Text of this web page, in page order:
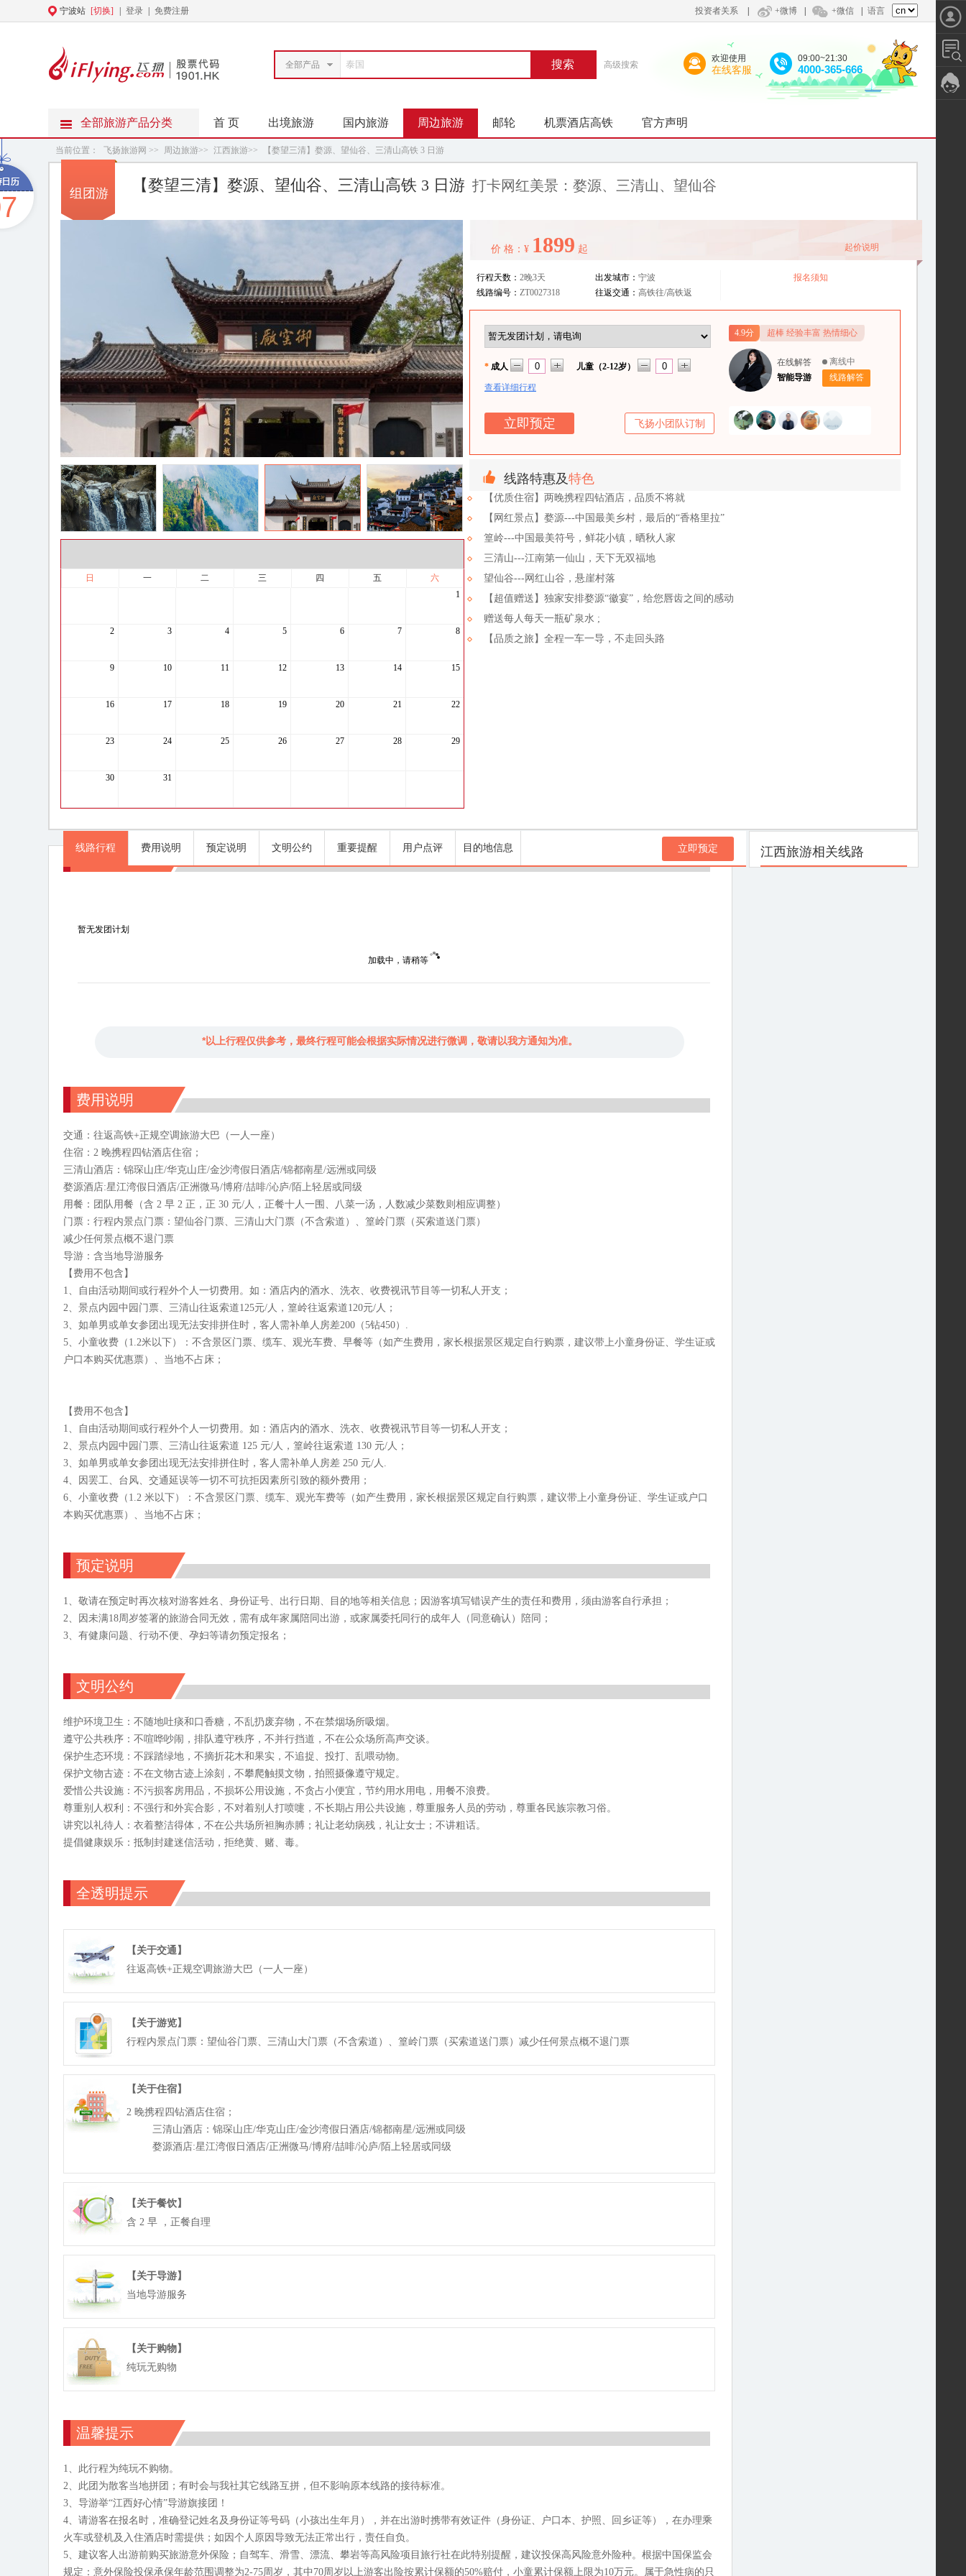
宁波站 [切换] 登录 免费注册 投资者关系 +微博 +微信 语言
全部产品 搜索 高级搜索
欢迎使用
在线客服
09:00~21:30
4000-365-666
全部旅游产品分类 首 页 出境旅游 国内旅游 周边旅游 邮轮 机票酒店高铁 官方声明
当前位置： 飞扬旅游网 >> 周边旅游>> 江西旅游>> 【婺望三清】婺源、望仙谷、三清山高铁 3 日游
组团游 【婺望三清】婺源、望仙谷、三清山高铁 3 日游 打卡网红美景：婺源、三清山、望仙谷
日 一 二 三 四 五
六
1
2 3 4 5 6 7 8
9 10 11 12 13 14 15
16 17 18 19 20 21 22
23 24 25 26 27 28 29
30 31
价 格：¥ 1899 起 起价说明
行程天数： 2晚3天 出发城市： 宁波
线路编号： ZT0027318 往返交通： 高铁往/高铁返
报名须知
* 成人 儿童（2-12岁）
查看详细行程
飞扬小团队订制
4.9分 超棒 经验丰富 热情细心
在线解答
智能导游
离线中
线路解答
线路特惠及特色
【优质住宿】两晚携程四钻酒店，品质不将就
【网红景点】婺源---中国最美乡村，最后的“香格里拉”
篁岭---中国最美符号，鲜花小镇，晒秋人家
三清山---江南第一仙山，天下无双福地
望仙谷---网红山谷，悬崖村落
【超值赠送】独家安排婺源“徽宴”，给您唇齿之间的感动
赠送每人每天一瓶矿泉水 ;
【品质之旅】全程一车一导，不走回头路
线路行程 费用说明 预定说明 文明公约 重要提醒 用户点评 目的地信息 立即预定
暂无发团计划
加载中，请稍等
*以上行程仅供参考，最终行程可能会根据实际情况进行微调，敬请以我方通知为准。
费用说明
交通：往返高铁+正规空调旅游大巴（一人一座）
住宿：2 晚携程四钻酒店住宿；
三清山酒店：锦琛山庄/华克山庄/金沙湾假日酒店/锦都南星/远洲或同级
婺源酒店:星江湾假日酒店/正洲微马/博府/喆啡/沁庐/陌上轻居或同级
用餐：团队用餐（含 2 早 2 正，正 30 元/人，正餐十人一围、八菜一汤，人数减少菜数则相应调整）
门票：行程内景点门票：望仙谷门票、三清山大门票（不含索道）、篁岭门票（买索道送门票）
减少任何景点概不退门票
导游：含当地导游服务
【费用不包含】
1、自由活动期间或行程外个人一切费用。如：酒店内的酒水、洗衣、收费视讯节目等一切私人开支；
2、景点内园中园门票、三清山往返索道125元/人，篁岭往返索道120元/人；
3、如单男或单女参团出现无法安排拼住时，客人需补单人房差200（5钻450）.
5、小童收费（1.2米以下）：不含景区门票、缆车、观光车费、早餐等（如产生费用，家长根据景区规定自行购票，建议带上小童身份证、学生证或
户口本购买优惠票）、当地不占床；
【费用不包含】
1、自由活动期间或行程外个人一切费用。如：酒店内的酒水、洗衣、收费视讯节目等一切私人开支；
2、景点内园中园门票、三清山往返索道 125 元/人，篁岭往返索道 130 元/人；
3、如单男或单女参团出现无法安排拼住时，客人需补单人房差 250 元/人.
4、因罢工、台风、交通延误等一切不可抗拒因素所引致的额外费用；
6、小童收费（1.2 米以下）：不含景区门票、缆车、观光车费等（如产生费用，家长根据景区规定自行购票，建议带上小童身份证、学生证或户口
本购买优惠票）、当地不占床；
预定说明
1、敬请在预定时再次核对游客姓名、身份证号、出行日期、目的地等相关信息；因游客填写错误产生的责任和费用，须由游客自行承担；
2、因未满18周岁签署的旅游合同无效，需有成年家属陪同出游，或家属委托同行的成年人（同意确认）陪同；
3、有健康问题、行动不便、孕妇等请勿预定报名；
文明公约
维护环境卫生：不随地吐痰和口香糖，不乱扔废弃物，不在禁烟场所吸烟。
遵守公共秩序：不喧哗吵闹，排队遵守秩序，不并行挡道，不在公众场所高声交谈。
保护生态环境：不踩踏绿地，不摘折花木和果实，不追捉、投打、乱喂动物。
保护文物古迹：不在文物古迹上涂刻，不攀爬触摸文物，拍照摄像遵守规定。
爱惜公共设施：不污损客房用品，不损坏公用设施，不贪占小便宜，节约用水用电，用餐不浪费。
尊重别人权利：不强行和外宾合影，不对着别人打喷嚏，不长期占用公共设施，尊重服务人员的劳动，尊重各民族宗教习俗。
讲究以礼待人：衣着整洁得体，不在公共场所袒胸赤膊；礼让老幼病残，礼让女士；不讲粗话。
提倡健康娱乐：抵制封建迷信活动，拒绝黄、赌、毒。
全透明提示
【关于交通】
往返高铁+正规空调旅游大巴（一人一座）
【关于游览】
行程内景点门票：望仙谷门票、三清山大门票（不含索道）、篁岭门票（买索道送门票）减少任何景点概不退门票
【关于住宿】
2 晚携程四钻酒店住宿；
三清山酒店：锦琛山庄/华克山庄/金沙湾假日酒店/锦都南星/远洲或同级
婺源酒店:星江湾假日酒店/正洲微马/博府/喆啡/沁庐/陌上轻居或同级
【关于餐饮】
含 2 早 ，正餐自理
【关于导游】
当地导游服务
【关于购物】
纯玩无购物
温馨提示
1、此行程为纯玩不购物。
2、此团为散客当地拼团；有时会与我社其它线路互拼，但不影响原本线路的接待标准。
3、导游举“江西好心情”导游旗接团！
4、请游客在报名时，准确登记姓名及身份证等号码（小孩出生年月），并在出游时携带有效证件（身份证、户口本、护照、回乡证等），在办理乘
火车或登机及入住酒店时需提供；如因个人原因导致无法正常出行，责任自负。
5、建议客人出游前购买旅游意外保险；自驾车、滑雪、漂流、攀岩等高风险项目旅行社在此特别提醒，建议投保高风险意外险种。根据中国保监会
规定：意外保险投保承保年龄范围调整为2-75周岁，其中70周岁以上游客出险按累计保额的50%赔付，小童累计保额上限为10万元。属于急性病的只
江西旅游相关线路